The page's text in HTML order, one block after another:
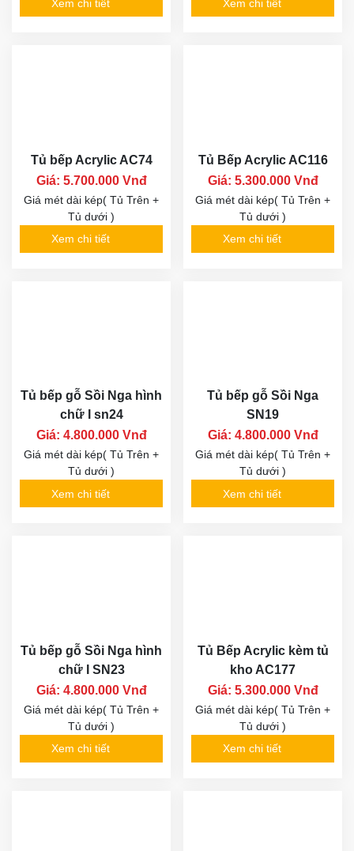
Xem chi tiết Xem chi tiết
Tủ bếp Acrylic AC74
Giá: 5.700.000 Vnđ
Giá mét dài kép( Tủ Trên +
Tủ dưới )
Xem chi tiết
Tủ Bếp Acrylic AC116
Giá: 5.300.000 Vnđ
Giá mét dài kép( Tủ Trên +
Tủ dưới )
Xem chi tiết
Tủ bếp gỗ Sồi Nga hình
chữ I sn24
Giá: 4.800.000 Vnđ
Giá mét dài kép( Tủ Trên +
Tủ dưới )
Xem chi tiết
Tủ bếp gỗ Sồi Nga
SN19
Giá: 4.800.000 Vnđ
Giá mét dài kép( Tủ Trên +
Tủ dưới )
Xem chi tiết
Tủ bếp gỗ Sồi Nga hình
chữ I SN23
Giá: 4.800.000 Vnđ
Giá mét dài kép( Tủ Trên +
Tủ dưới )
Xem chi tiết
Tủ Bếp Acrylic kèm tủ
kho AC177
Giá: 5.300.000 Vnđ
Giá mét dài kép( Tủ Trên +
Tủ dưới )
Xem chi tiết